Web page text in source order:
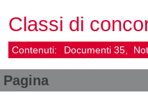
Classi di
Contenuti: Documenti 35
Pagina